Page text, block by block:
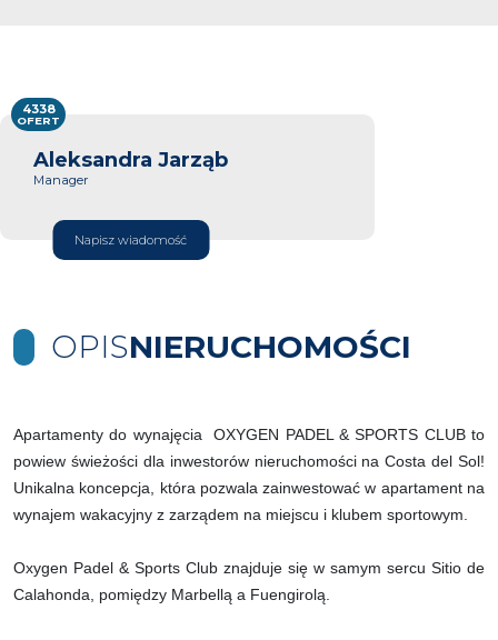
Aleksandra Jarząb
Manager
Napisz wiadomość
4338
OFERT
OPISNIERUCHOMOŚCI
Apartamenty do wynajęcia OXYGEN PADEL & SPORTS CLUB to
powiew świeżości dla inwestorów nieruchomości na Costa del Sol!
Unikalna koncepcja, która pozwala zainwestować w apartament na
wynajem wakacyjny z zarządem na miejscu i klubem sportowym.
Oxygen Padel & Sports Club znajduje się w samym sercu Sitio de
Calahonda, pomiędzy Marbellą a Fuengirolą.